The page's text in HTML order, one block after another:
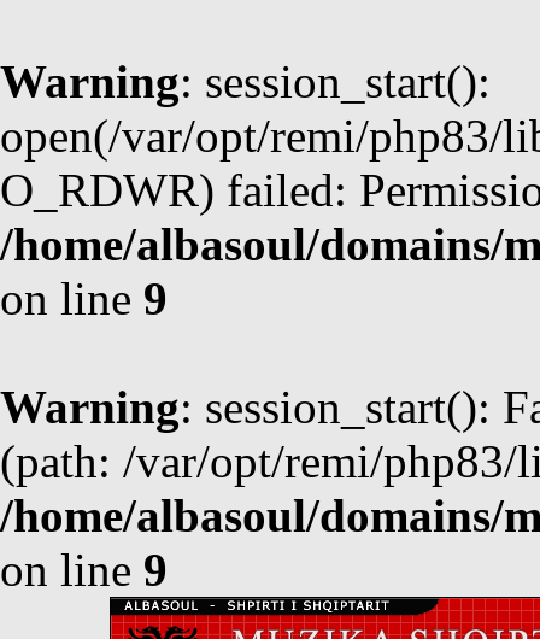
Warning: session_start():
open(/var/opt/remi/php83/
O_RDWR) failed:
/home/albasoul/domains/
on line 9
Warning: session_start():
(path: /var/opt/remi/php83/
/home/albasoul/domains/
on line 9